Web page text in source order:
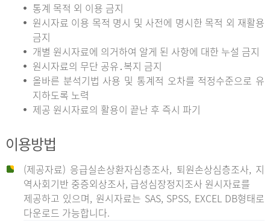
통계 목적 외 이용 금지
원시자료 이용 목적 명시 및 사전에 명시한 목적 외 재활용
금지
개별 원시자료에 의거하여 알게 된 사항에 대한 누설 금지
원시자료의 무단 공유․복지 금지
올바른 분석기법 사용 및 통계적 오차를 적정수준으로 유
지하도록 노력
제공 원시자료의 활용이 끝난 후 즉시 파기
이용방법
(제공자료) 응급실손상환자심층조사, 퇴원손상심층조사, 지
역사회기반 중증외상조사, 급성심장정지조사 원시자료를
제공하고 있으며, 원시자료는 SAS, SPSS, EXCEL DB형태로
다운로드 가능합니다.